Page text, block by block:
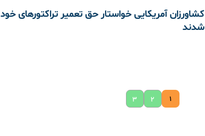
کشاورزان آمریکایی خواستار حق تعمیر تراکتورهای خود
شدند
۱ ۲ ۳